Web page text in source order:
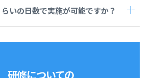
いの日数で実施が可能ですか？
研修についての